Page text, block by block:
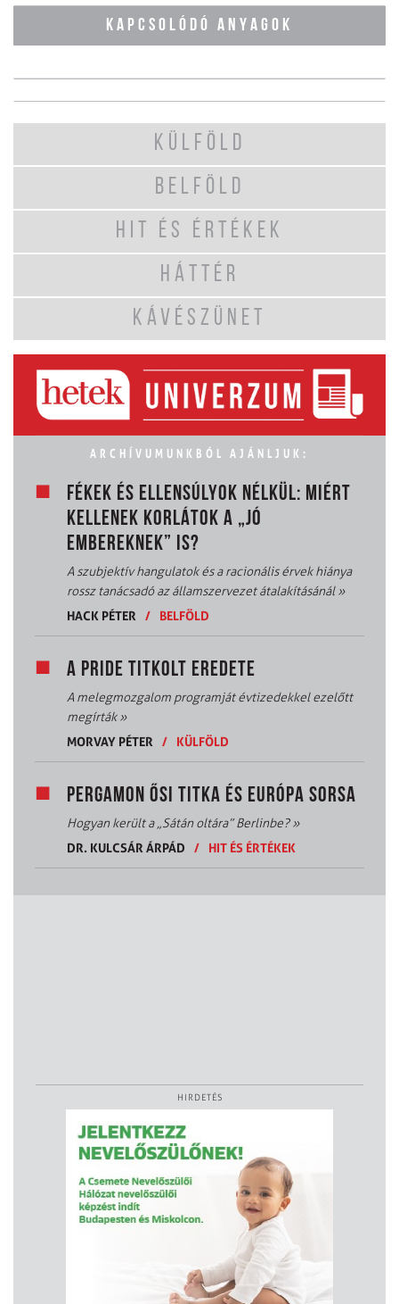
KAPCSOLÓDÓ ANYAGOK
KÜLFÖLD
BELFÖLD
HIT ÉS ÉRTÉKEK
HÁTTÉR
KÁVÉSZÜNET
ARCHÍVUMUNKBÓL AJÁNLJUK:
FÉKEK ÉS ELLENSÚLYOK NÉLKÜL: MIÉRT
KELLENEK KORLÁTOK A „JÓ
EMBEREKNEK” IS?
A szubjektív hangulatok és a racionális érvek hiánya
rossz tanácsadó az államszervezet átalakításánál»
HACK PÉTER / BELFÖLD
A PRIDE TITKOLT EREDETE
A melegmozgalom programját évtizedekkel ezelőtt
megírták»
MORVAY PÉTER / KÜLFÖLD
PERGAMON ŐSI TITKA ÉS EURÓPA SORSA
Hogyan került a „Sátán oltára” Berlinbe?»
DR. KULCSÁR ÁRPÁD
/ HIT ÉS ÉRTÉKEK
HIRDETÉS